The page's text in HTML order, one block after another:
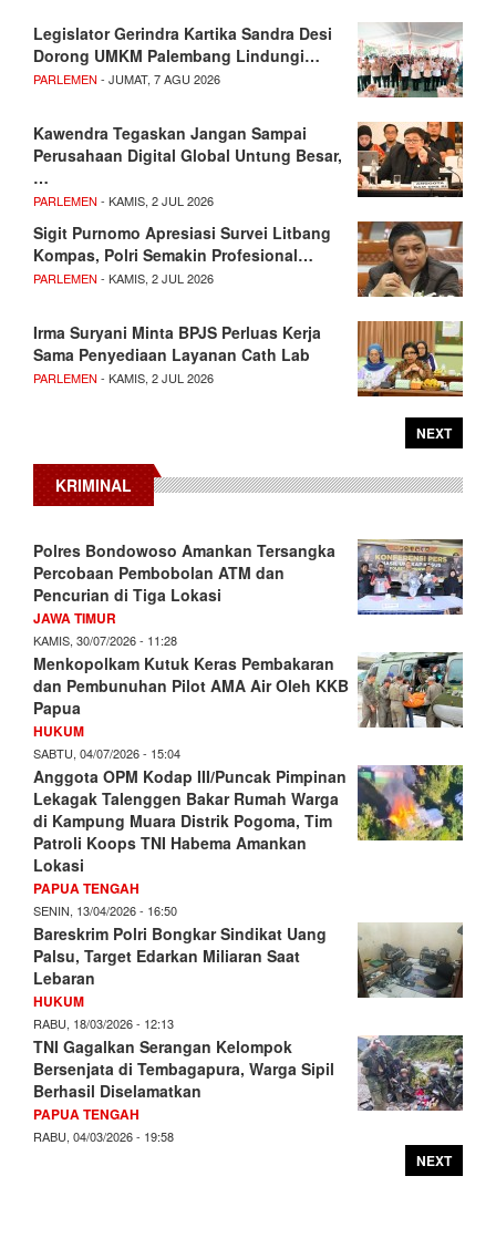
Legislator Gerindra Kartika Sandra Desi
Dorong UMKM Palembang Lindungi…
PARLEMEN - JUMAT, 7 AGU 2026
Kawendra Tegaskan Jangan Sampai
Perusahaan Digital Global Untung Besar,
…
PARLEMEN - KAMIS, 2 JUL 2026
Sigit Purnomo Apresiasi Survei Litbang
Kompas, Polri Semakin Profesional…
PARLEMEN - KAMIS, 2 JUL 2026
Irma Suryani Minta BPJS Perluas Kerja
Sama Penyediaan Layanan Cath Lab
PARLEMEN - KAMIS, 2 JUL 2026
NEXT
KRIMINAL
Polres Bondowoso Amankan Tersangka
Percobaan Pembobolan ATM dan
Pencurian di Tiga Lokasi
JAWA TIMUR
KAMIS, 30/07/2026 - 11:28
Menkopolkam Kutuk Keras Pembakaran
dan Pembunuhan Pilot AMA Air Oleh KKB
Papua
HUKUM
SABTU, 04/07/2026 - 15:04
Anggota OPM Kodap III/Puncak Pimpinan
Lekagak Talenggen Bakar Rumah Warga
di Kampung Muara Distrik Pogoma, Tim
Patroli Koops TNI Habema Amankan
Lokasi
PAPUA TENGAH
SENIN, 13/04/2026 - 16:50
Bareskrim Polri Bongkar Sindikat Uang
Palsu, Target Edarkan Miliaran Saat
Lebaran
HUKUM
RABU, 18/03/2026 - 12:13
TNI Gagalkan Serangan Kelompok
Bersenjata di Tembagapura, Warga Sipil
Berhasil Diselamatkan
PAPUA TENGAH
RABU, 04/03/2026 - 19:58
NEXT